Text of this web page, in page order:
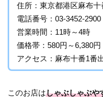
住所：東京都港区麻布
電話番号：03-3452-2900
営業時間：11時～4時
価格帯：580円～6,380円
アクセス：麻布十番1番
このお店はしゃぶしゃぶや